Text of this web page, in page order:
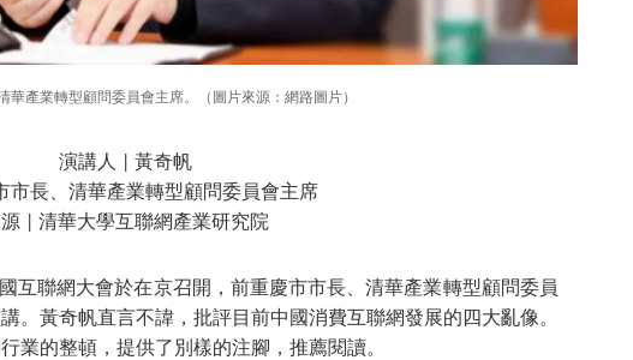
華產業轉型顧問委員會主席。（圖片來源：網路圖片）
演講人 | 黃奇帆
市長、清華產業轉型顧問委員會主席
| 清華大學互聯網產業研究院
互聯網大會於在京召開，前重慶市市長、清華產業轉型顧問委員
。黃奇帆直言不諱，批評目前中國消費互聯網發展的四大亂像。
業的整頓，提供了別樣的注腳，推薦閱讀。